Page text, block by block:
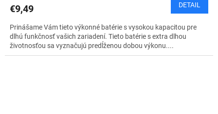
€9,49 DETAIL
Prinášame Vám tieto výkonné batérie s vysokou kapacitou pre
dlhú funkčnosť vašich zariadení. Tieto batérie s extra dlhou
životnosťou sa vyznačujú predĺženou dobou výkonu....